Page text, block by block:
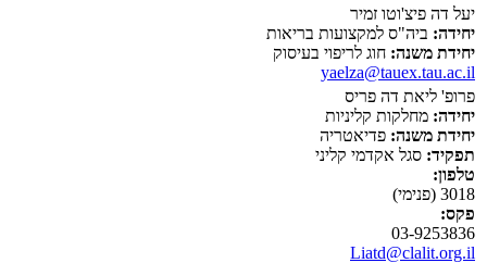
יעל דה פיצ'וטו זמיר
יחידה: ביה"ס למקצועות בריאות
יחידת משנה: חוג לריפוי בעיסוק
yaelza@tauex.tau.ac.il
פרופ' ליאת דה פריס
יחידה: מחלקות קליניות
יחידת משנה: פדיאטריה
תפקיד: סגל אקדמי קליני
טלפון:
3018 (פנימי)
פקס:
03-9253836
Liatd@clalit.org.il